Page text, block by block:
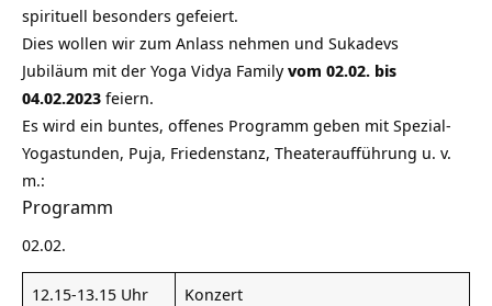
spirituell besonders gefeiert.
Dies wollen wir zum Anlass nehmen und Sukadevs
Jubiläum mit der Yoga Vidya Familyvom 02.02. bis
04.02.2023 feiern.
Es wird ein buntes, offenes Programm geben mit Spezial-
Yogastunden, Puja, Friedenstanz, Theateraufführung u. v.
m.:
Programm
02.02.
12.15-13.15 Uhr
Konzert